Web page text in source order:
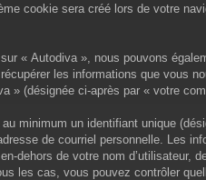
cookie sera créé lors de votre
« Autodiva », nous pouvons
les informations que vous
» (désignée ci-après par « votre
minimum un identifiant unique
de courriel personnelle. Les
dehors de votre nom
les cas, vous pouvez contrôler